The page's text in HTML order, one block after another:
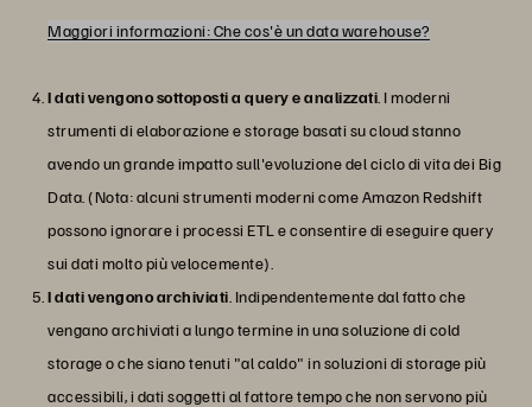
Maggiori informazioni: Che cos'è un data warehouse?
I dati vengono sottoposti a query e analizzati . I moderni
strumenti di elaborazione e storage basati su cloud stanno
avendo un grande impatto sull'evoluzione del ciclo di vita dei Big
Data. (Nota: alcuni strumenti moderni come Amazon Redshift
possono ignorare i processi ETL e consentire di eseguire query
sui dati molto più velocemente).
I dati vengono archiviati . Indipendentemente dal fatto che
vengano archiviati a lungo termine in una soluzione di cold
storage o che siano tenuti "al caldo" in soluzioni di storage più
accessibili, i dati soggetti al fattore tempo che non servono più